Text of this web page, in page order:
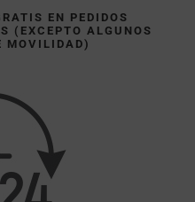
EN PEDIDOS
(EXCEPTO ALGUNOS
MOVILIDAD)